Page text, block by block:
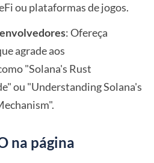
ou plataformas de jogos.
: Ofereça
agrade aos
"Solana's Rust
ou "Understanding Solana's
na página